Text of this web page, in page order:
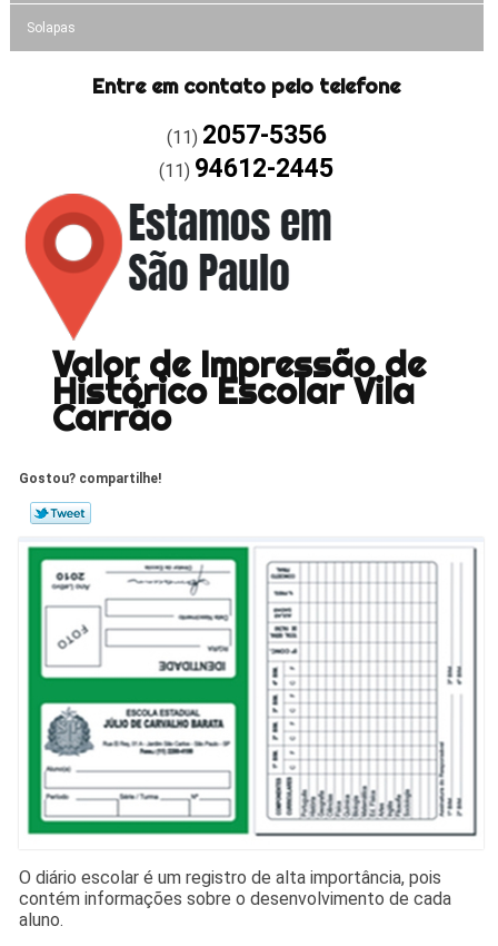
Solapas
Entre em contato pelo telefone
(11) 2057-5356
(11) 94612-2445
Valor de Impressão de
Histórico Escolar Vila
Carrão
Gostou? compartilhe!
O diário escolar é um registro de alta importância, pois
contém informações sobre o desenvolvimento de cada
aluno.